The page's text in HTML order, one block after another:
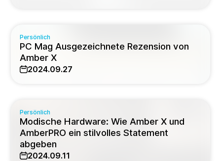
Persönlich
PC Mag Ausgezeichnete Rezension von
Amber X
2024.09.27
Persönlich
Modische Hardware: Wie Amber X und
AmberPRO ein stilvolles Statement
abgeben
2024.09.11